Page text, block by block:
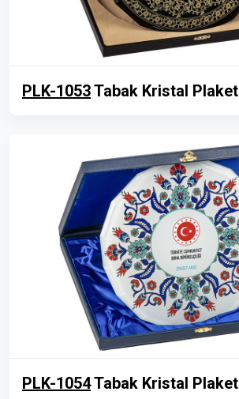
PLK-1053Tabak Kristal Plaket
PLK-1054Tabak Kristal Plaket